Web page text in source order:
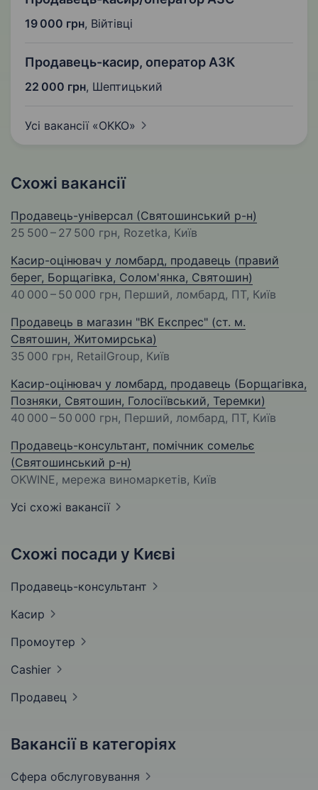
19 000 грн, Війтівці
Продавець-касир, оператор АЗК
22 000 грн, Шептицький
Усі вакансії «OKKO»
Схожі вакансії
Продавець-універсал (Святошинський р-н)
25 500 – 27 500 грн, Rozetka, Київ
Касир-оцінювач у ломбард, продавець (правий
берег, Борщагівка, Солом'янка, Святошин)
40 000 – 50 000 грн, Перший, ломбард, ПТ, Київ
Продавець в магазин "ВК Експрес" (ст. м.
Святошин, Житомирська)
35 000 грн, RetailGroup, Київ
Касир-оцінювач у ломбард, продавець (Борщагівка,
Позняки, Святошин, Голосіївський, Теремки)
40 000 – 50 000 грн, Перший, ломбард, ПТ, Київ
Продавець-консультант, помічник сомельє
(Святошинський р-н)
OKWINE, мережа виномаркетів, Київ
Усі схожі вакансії
Схожі посади у Києві
Продавець-консультант
Касир
Промоутер
Cashier
Продавец
Вакансії в категоріях
Сфера обслуговування